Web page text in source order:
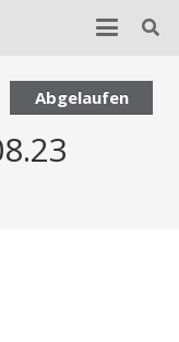
Abgelaufen